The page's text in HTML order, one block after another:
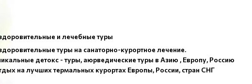
и лечебные туры
туры на санаторно-курортное лечение.
детокс - туры, аюрведические туры в Азию , Европу, Россию
на лучших термальных курортах Европы, России, стран СНГ